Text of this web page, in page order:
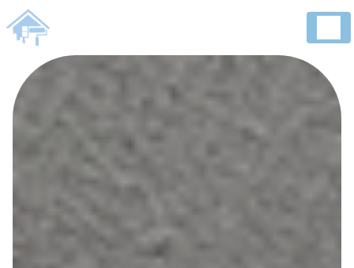
Panneau de gestion des cookies